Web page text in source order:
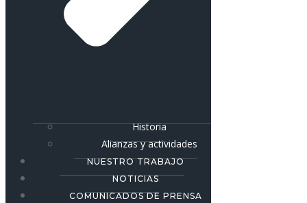
Historia
Alianzas y actividades
NUESTRO TRABAJO
NOTICIAS
COMUNICADOS DE PRENSA